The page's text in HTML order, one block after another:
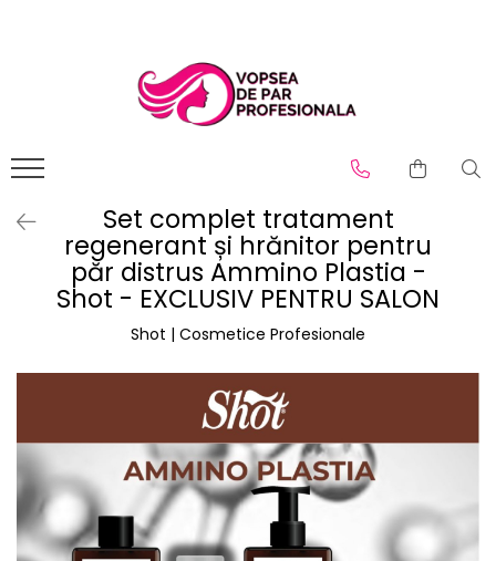
SHOT
Set complet tratament
regenerant și hrănitor pentru
păr distrus Ammino Plastia -
Shot - EXCLUSIV PENTRU SALON
Shot | Cosmetice Profesionale